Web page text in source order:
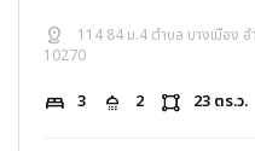
distance
114 84 ม.4 ตำบล บางเมือง อ
10270
bed 3 shower 2 activity_zone 23 ตร.ว.